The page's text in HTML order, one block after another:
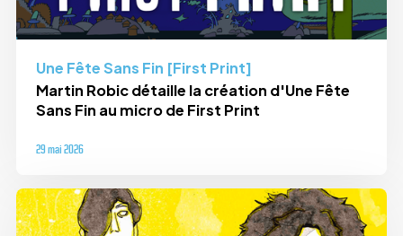
Une Fête Sans Fin [First Print]
Martin Robic détaille la création d'Une Fête
Sans Fin au micro de First Print
29 mai 2026